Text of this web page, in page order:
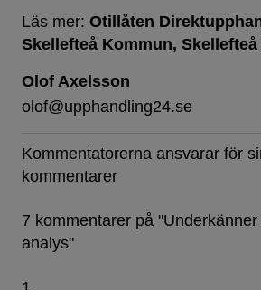
Läs mer: Otillåten
Skellefteå Kommun
Olof Axelsson
olof@upphandling24.se
Kommentatorerna ansvarar för
kommentarer
7 kommentarer på "
analys"